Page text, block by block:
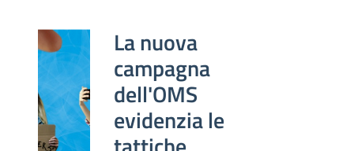
La nuova
campagna
dell'OMS
evidenzia le